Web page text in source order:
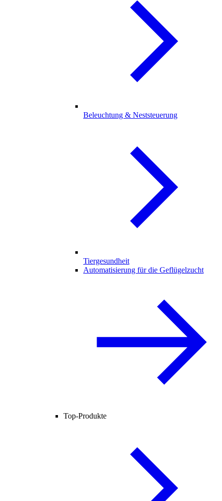
Beleuchtung & Neststeuerung
Tiergesundheit
Automatisierung für die Geflügelzucht
Top-Produkte